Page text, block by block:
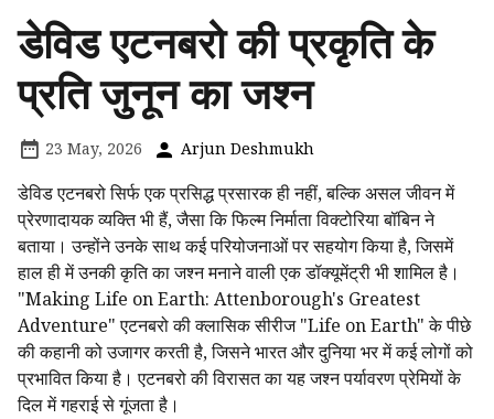
डेविड एटनबरो की प्रकृति के
प्रति जुनून का जश्न
23 May, 2026 Arjun Deshmukh
डेविड एटनबरो सिर्फ एक प्रसिद्ध प्रसारक ही नहीं, बल्कि असल जीवन में
प्रेरणादायक व्यक्ति भी हैं, जैसा कि फिल्म निर्माता विक्टोरिया बॉबिन ने
बताया। उन्होंने उनके साथ कई परियोजनाओं पर सहयोग किया है, जिसमें
हाल ही में उनकी कृति का जश्न मनाने वाली एक डॉक्यूमेंट्री भी शामिल है।
"Making Life on Earth: Attenborough's Greatest
Adventure" एटनबरो की क्लासिक सीरीज "Life on Earth" के पीछे
की कहानी को उजागर करती है, जिसने भारत और दुनिया भर में कई लोगों को
प्रभावित किया है। एटनबरो की विरासत का यह जश्न पर्यावरण प्रेमियों के
दिल में गहराई से गूंजता है।